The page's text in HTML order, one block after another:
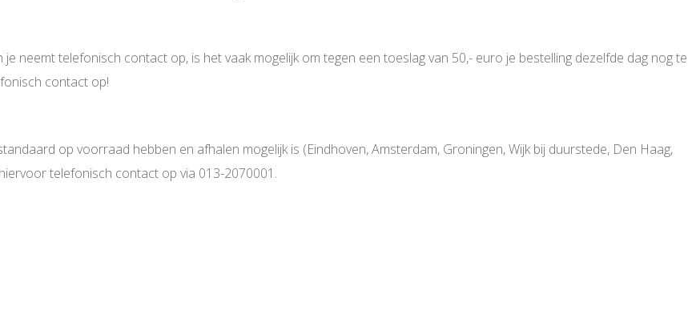
neemt telefonisch contact op, is het vaak mogelijk om tegen een toeslag van 50,- euro je bestelling dezelfde dag nog te
contact op!
op voorraad hebben en afhalen mogelijk is (Eindhoven, Amsterdam, Groningen, Wijk bij duurstede, Den Haag,
telefonisch contact op via 013-2070001.